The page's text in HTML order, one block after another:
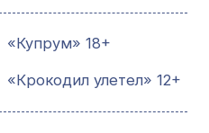
«Купрум» 18+
«Крокодил улетел» 12+